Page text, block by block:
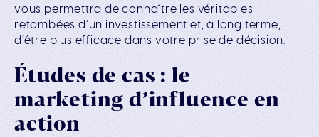
vous permettra de connaître les véritables
retombées d’un investissement et, à long terme,
d’être plus efficace dans votre prise de décision.
Études de cas : le
marketing d’influence en
action